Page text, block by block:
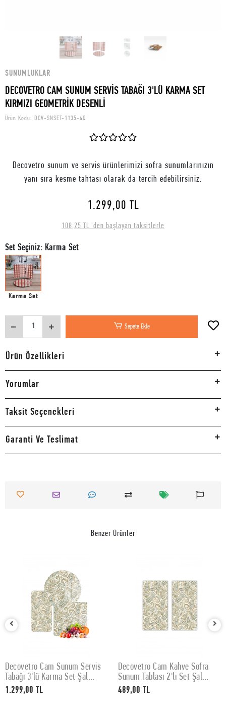
SUNUMLUKLAR
DECOVETRO CAM SUNUM SERVİS TABAĞI 3'LÜ KARMA SET
KIRMIZI GEOMETRİK DESENLİ
Ürün Kodu: DCV-SNSET-1135-4Q
Decovetro sunum ve servis ürünlerimizi sofra sunumlarınızın
yanı sıra kesme tahtası olarak da tercih edebilirsiniz.
1.299,00 TL
108,25 TL 'den başlayan taksitlerle
Set Seçiniz: Karma Set
Karma Set
Sepete Ekle
Ürün Özellikleri
Yorumlar
Taksit Seçenekleri
Garanti Ve Teslimat
Benzer Ürünler
SEPETE EKLE
Decovetro Cam Sunum Servis
Tabağı 3'lü Karma Set Şal
Desenli
1.299,00 TL
SEPETE EKLE
Decovetro Cam Kahve Sofra
Sunum Tablası 2'li Set Şal
Desenli 30 x 15 cm
489,00 TL